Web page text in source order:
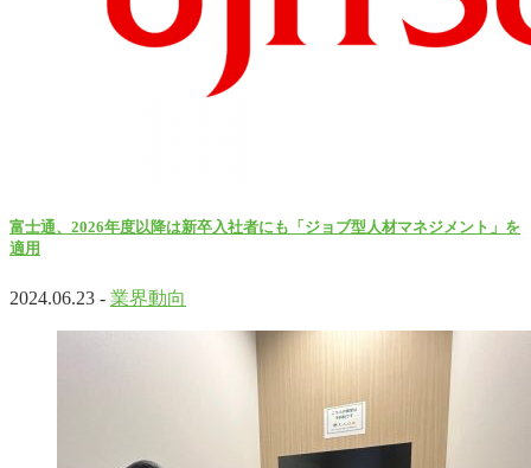
富士通、2026年度以降は新卒入社者にも「ジョブ型人材マネジメント」を
適用
2024.06.23 - 業界動向